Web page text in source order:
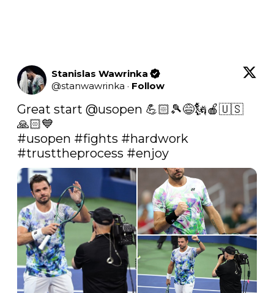
Stanislas Wawrinka
@stanwawrinka · Follow
Great start @usopen 💪🏻🎾😅🗽🍎🇺🇸
#usopen #fights #hardwork
#trusttheprocess #enjoy